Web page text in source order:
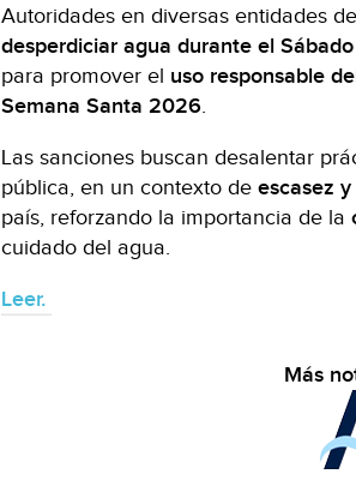
Autoridades en diversas entidades
desperdiciar agua durante el
para promover el uso responsable
Semana Santa 2026.
Las sanciones buscan desalentar
pública, en un contexto de escasez
país, reforzando la importancia de la
cuidado del agua.
Leer.
Más